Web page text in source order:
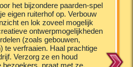
het bijzondere paarden-spel
eigen ruiterhof op. Verbouw
en lok zoveel mogelijk
ontwerpmogelijkheden
(zoals gebouwen,
te verfraaien. Haal prachtige
Verzorg ze en houd
bezoekers, praat met ze,
het je